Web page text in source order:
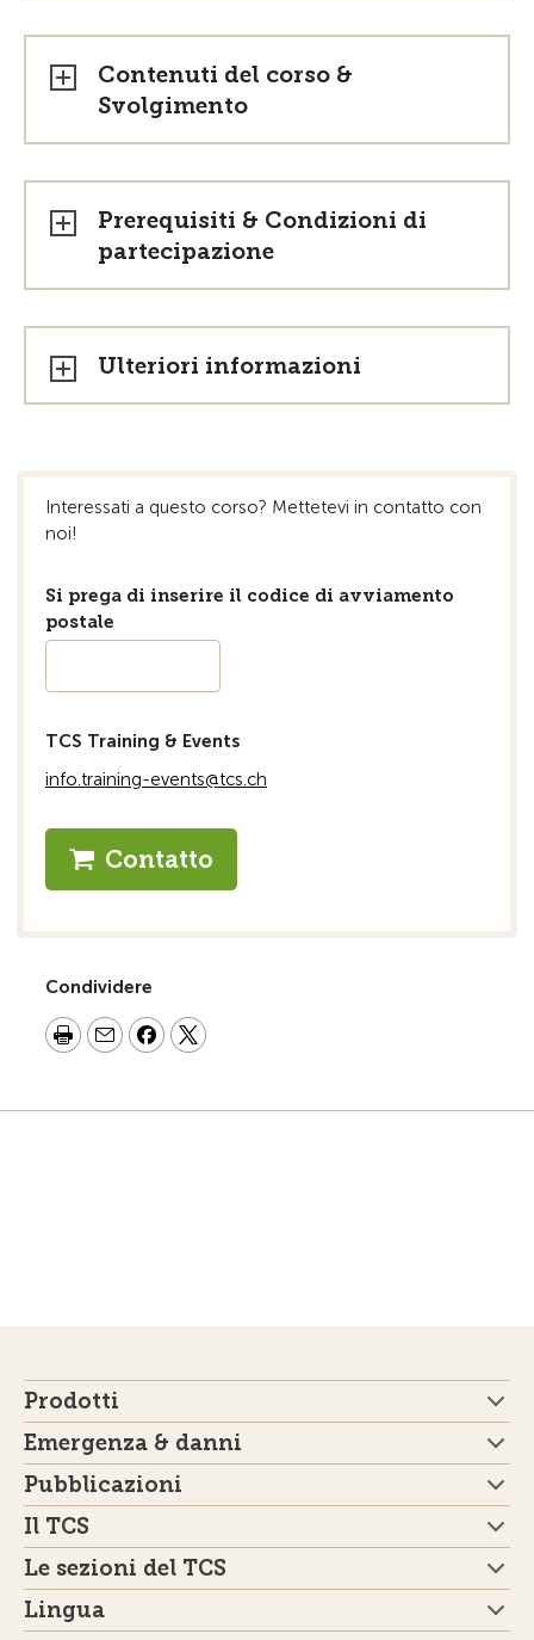
Contenuti del corso &
Svolgimento
Prerequisiti & Condizioni di
partecipazione
Ulteriori informazioni
Interessati a questo corso? Mettetevi in ​​contatto con
noi!
Si prega di inserire il codice di avviamento
postale
TCS Training & Events
info.training-events@tcs.ch
Contatto
Condividere
Prodotti
Emergenza & danni
Pubblicazioni
Il TCS
Le sezioni del TCS
Lingua